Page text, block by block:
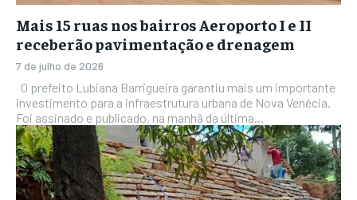
Mais 15 ruas nos bairros Aeroporto I e II
receberão pavimentação e drenagem
7 de julho de 2026
investimento para a infraestrutura urbana de Nova Venécia.
Foi assinado e publicado, na manhã da última...